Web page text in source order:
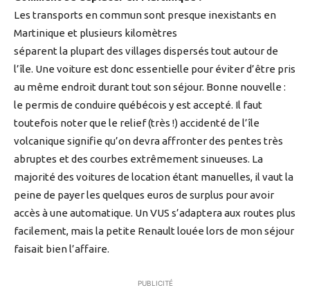
Les transports en commun sont presque inexistants en
Martinique et plusieurs kilomètres
séparent la plupart des villages dispersés tout autour de
l’île. Une voiture est donc essentielle pour éviter d’être pris
au même endroit durant tout son séjour. Bonne nouvelle :
le permis de conduire québécois y est accepté. Il faut
toutefois noter que le relief (très !) accidenté de l’île
volcanique signifie qu’on devra affronter des pentes très
abruptes et des courbes extrêmement sinueuses. La
majorité des voitures de location étant manuelles, il vaut la
peine de payer les quelques euros de surplus pour avoir
accès à une automatique. Un VUS s’adaptera aux routes plus
facilement, mais la petite Renault louée lors de mon séjour
faisait bien l’affaire.
PUBLICITÉ